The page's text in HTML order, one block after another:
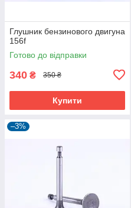
Глушник бензинового двигуна
156f
Готово до відправки
340 ₴ 350 ₴
Купити
–3%